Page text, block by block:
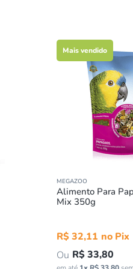
Mais vendido
MEGAZOO
Alimento Para
Mix 350g
R$32,11
R$33,80